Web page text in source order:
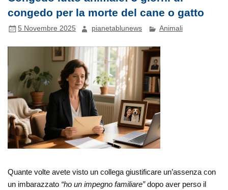
congedo per la morte del cane o gatto
5 Novembre 2025 pianetablunews Animali
Quante volte avete visto un collega giustificare un’assenza con
un imbarazzato “ho un impegno familiare”dopo aver perso il